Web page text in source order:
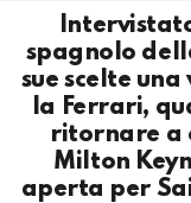
spagnolo
sue scelte
la Ferrari,
ritornare a
Milton
aperta per